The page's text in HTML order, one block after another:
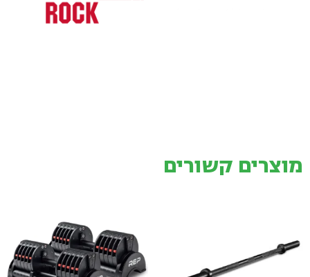
מוצרים קשורים